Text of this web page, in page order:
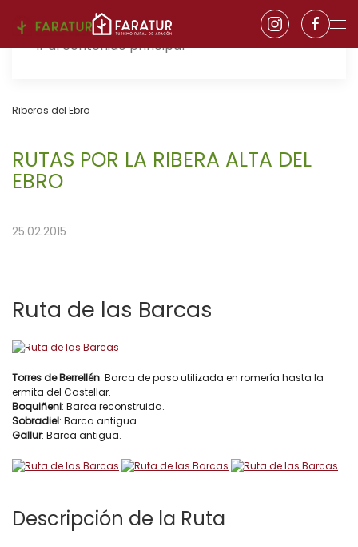
Ir al contenido principal
Riberas del Ebro
RUTAS POR LA RIBERA ALTA DEL
EBRO
25.02.2015
Ruta de las Barcas
Torres de Berrellén: Barca de paso utilizada en romería hasta la
ermita del Castellar.
Boquiñeni: Barca reconstruida.
Sobradiel: Barca antigua.
Gallur: Barca antigua.
Descripción de la Ruta